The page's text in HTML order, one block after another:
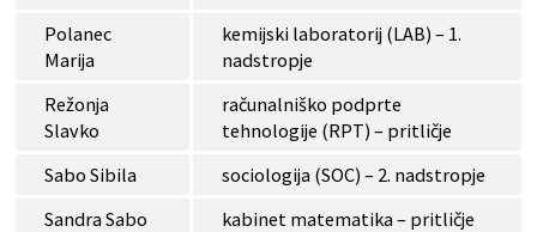
Polanec
Marija
kemijski laboratorij (LAB) – 1.
nadstropje
Režonja
Slavko
računalniško podprte
tehnologije (RPT) – pritličje
Sabo Sibila
sociologija (SOC) – 2. nadstropje
Sandra Sabo
kabinet matematika – pritličje